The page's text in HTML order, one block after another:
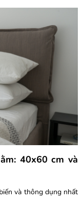
40x60 cm và
và thông dụng nhất